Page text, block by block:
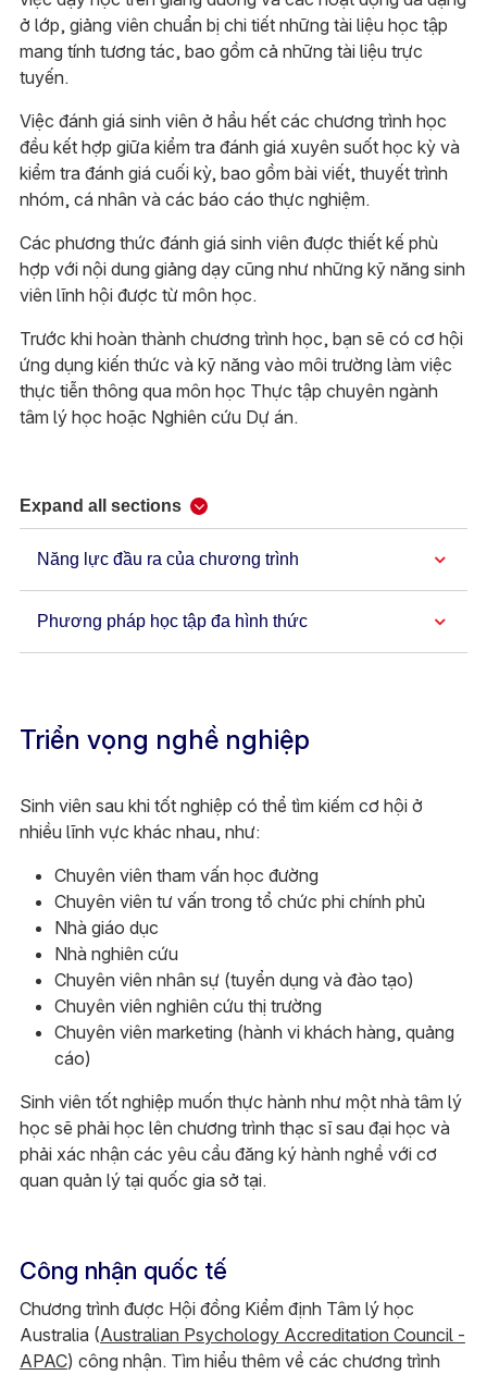
ở lớp, giảng viên chuẩn bị chi tiết những tài liệu học tập
mang tính tương tác, bao gồm cả những tài liệu trực
tuyến.
Việc đánh giá sinh viên ở hầu hết các chương trình học
đều kết hợp giữa kiểm tra đánh giá xuyên suốt học kỳ và
kiểm tra đánh giá cuối kỳ, bao gồm bài viết, thuyết trình
nhóm, cá nhân và các báo cáo thực nghiệm.
Các phương thức đánh giá sinh viên được thiết kế phù
hợp với nội dung giảng dạy cũng như những kỹ năng sinh
viên lĩnh hội được từ môn học.
Trước khi hoàn thành chương trình học, bạn sẽ có cơ hội
ứng dụng kiến thức và kỹ năng vào môi trường làm việc
thực tiễn thông qua môn học Thực tập chuyên ngành
tâm lý học hoặc Nghiên cứu Dự án.
Expand all sections
Năng lực đầu ra của chương trình
Phương pháp học tập đa hình thức
Triển vọng nghề nghiệp
Sinh viên sau khi tốt nghiệp có thể tìm kiếm cơ hội ở
nhiều lĩnh vực khác nhau, như:
Chuyên viên tham vấn học đường
Chuyên viên tư vấn trong tổ chức phi chính phủ
Nhà giáo dục
Nhà nghiên cứu
Chuyên viên nhân sự (tuyển dụng và đào tạo)
Chuyên viên nghiên cứu thị trường
Chuyên viên marketing (hành vi khách hàng, quảng
cáo)
Sinh viên tốt nghiệp muốn thực hành như một nhà tâm lý
học sẽ phải học lên chương trình thạc sĩ sau đại học và
phải xác nhận các yêu cầu đăng ký hành nghề với cơ
quan quản lý tại quốc gia sở tại.
Công nhận quốc tế
Chương trình được Hội đồng Kiểm định Tâm lý học
Australia (Australian Psychology Accreditation Council -
APAC) công nhận. Tìm hiểu thêm về các chương trình